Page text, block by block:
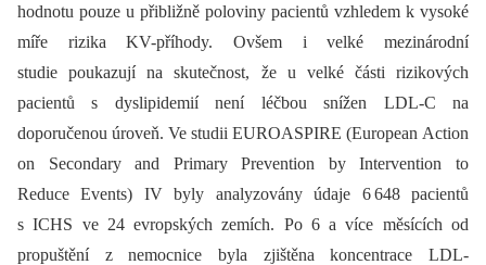
hodnotu pouze u přibližně poloviny pacientů vzhledem k vysoké
míře rizika KV-příhody. Ovšem i velké mezinárodní
studie poukazují na skutečnost, že u velké části rizikových
pacientů s dyslipidemií není léčbou snížen LDL-C na
doporučenou úroveň. Ve studii EUROASPIRE (European Action
on Secondary and Primary Prevention by Intervention to
Reduce Events) IV byly analyzovány údaje 6 648 pacientů
s ICHS ve 24 evropských zemích. Po 6 a více měsících od
propuštění z nemocnice byla zjištěna koncentrace LDL-